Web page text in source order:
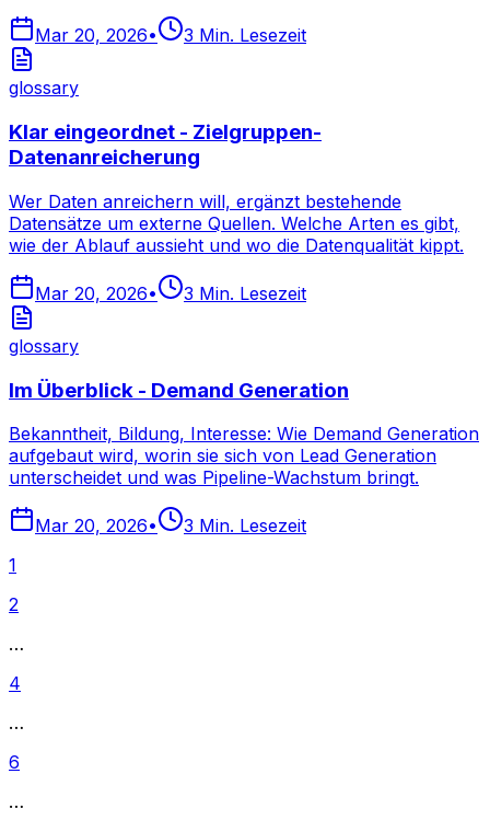
Mar 20, 2026• 3 Min. Lesezeit
glossary
Klar eingeordnet - Zielgruppen-
Datenanreicherung
Wer Daten anreichern will, ergänzt bestehende
Datensätze um externe Quellen. Welche Arten es gibt,
wie der Ablauf aussieht und wo die Datenqualität kippt.
Mar 20, 2026• 3 Min. Lesezeit
glossary
Im Überblick - Demand Generation
Bekanntheit, Bildung, Interesse: Wie Demand Generation
aufgebaut wird, worin sie sich von Lead Generation
unterscheidet und was Pipeline-Wachstum bringt.
Mar 20, 2026• 3 Min. Lesezeit
1
2
…
4
…
6
…